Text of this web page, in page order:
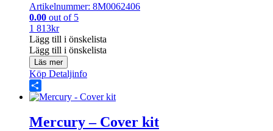
Artikelnummer: 8M0062406
0.00 out of 5
1 813kr
Lägg till i önskelista
Lägg till i önskelista
Läs mer
Köp Detaljinfo
Share
Mercury – Cover kit